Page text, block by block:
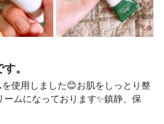
。
使用しました😊お肌をしっとり整
ムになっております✨鎮静、保